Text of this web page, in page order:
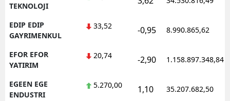
TEKNOLOJI
EDIP EDIP
GAYRIMENKUL
33,52 -0,95 8.990.865,62
EFOR EFOR
YATIRIM
20,74 -2,90 1.158.897.348,84
EGEEN EGE
ENDUSTRI
5.270,00 1,10 35.207.682,50